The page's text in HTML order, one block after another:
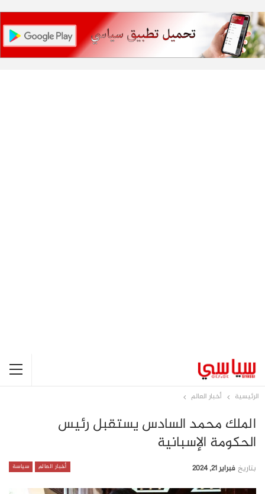
الرئيسية أخبار العالم
الملك محمد السادس يستقبل رئيس
الحكومة الإسبانية
أخبار العالم سياسة بتاريخ فبراير 21, 2024